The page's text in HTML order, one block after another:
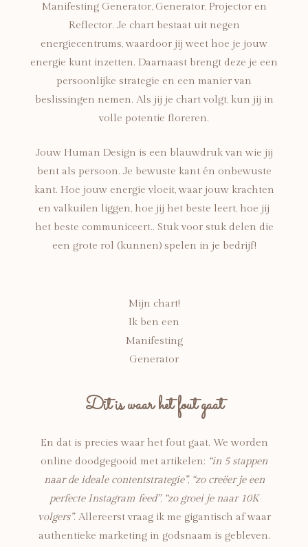
Manifesting Generator, Generator, Projector en
Reflector. Je chart bestaat uit negen
energiecentrums, waardoor jij weet hoe je jouw
energie kunt inzetten. Daarnaast brengt deze je een
persoonlijke strategie en een manier van
beslissingen nemen. Als jij je chart volgt, kun jij in
volle potentie floreren.
Jouw Human Design is een blauwdruk van wie jij
bent als persoon. Je bewuste kant én onbewuste
kant. Hoe jouw energie vloeit, waar jouw krachten
en valkuilen liggen, hoe jij het beste leert, hoe jij
het beste communiceert.. Stuk voor stuk delen die
een grote rol (kunnen) spelen in je bedrijf!
Mijn chart!
Ik ben een
Manifesting
Generator
Dit is waar het fout gaat
En dat is precies waar het fout gaat. We worden
online doodgegooid met artikelen: “in 5 stappen
naar de ideale contentstrategie”, “zo creëer je een
perfecte Instagram feed”, “zo groei je naar 10K
volgers”. Allereerst vraag ik me gigantisch af waar
authentieke marketing in godsnaam is gebleven.